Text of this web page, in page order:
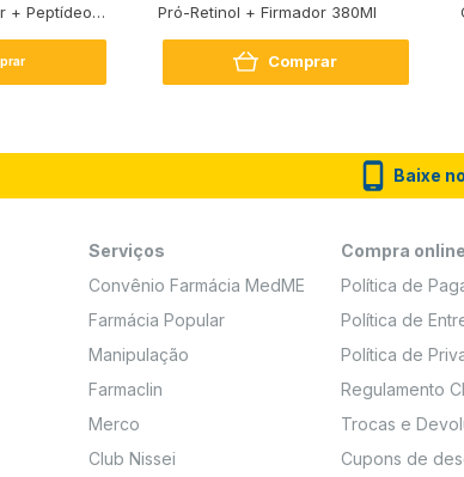
+ Peptídeo
Pró-Retinol + Firmador 380Ml
Comprar
Baixe
Serviços
Convênio Farmácia MedME
Farmácia Popular
Manipulação
Farmaclin
Merco
Club Nissei
Compra online
Política de
Política de
Política de
Regulamento
Trocas e
Cupons de